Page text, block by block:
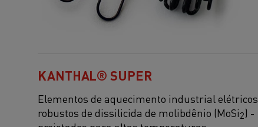
KANTHAL® SUPER
Elementos de aquecimento industrial elétricos
robustos de dissilicida de molibdênio (MoSi2) -